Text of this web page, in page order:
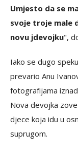
Umjesto da se
svoje troje male
novu jdevojku",
Iako se dugo
prevario Anu
fotografijama
Nova devojka
djece koja idu u
suprugom.